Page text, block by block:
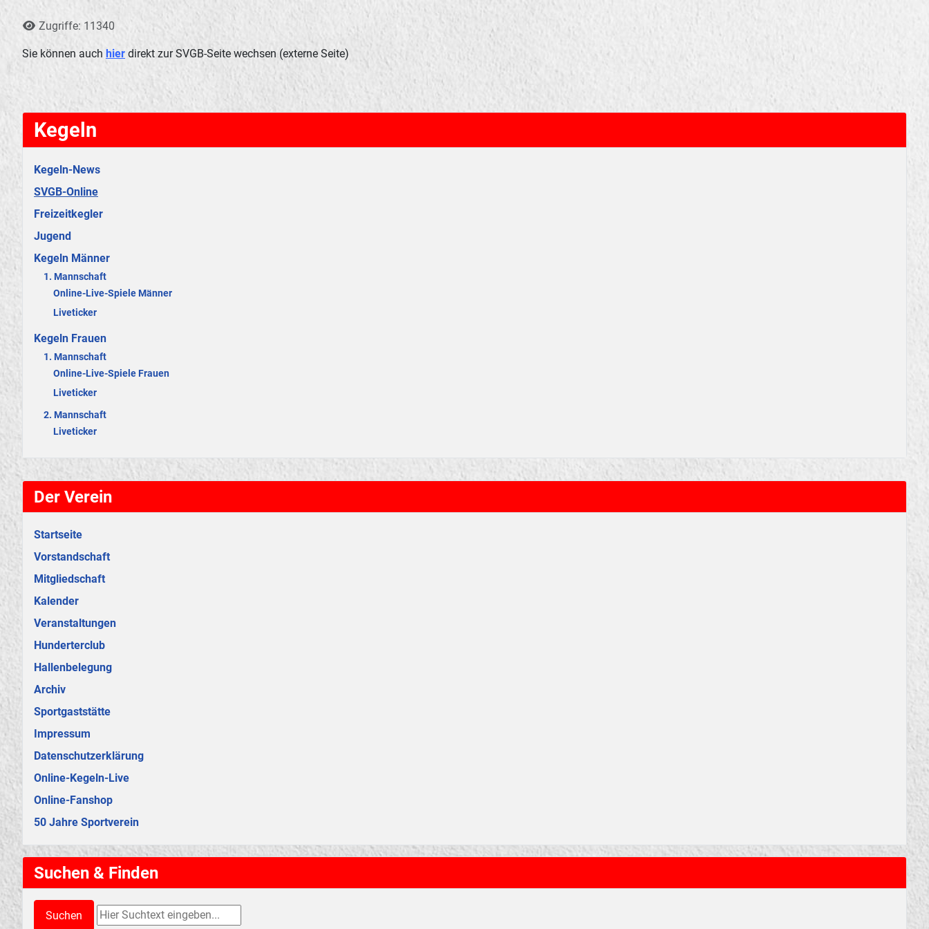
Der Verein
Startseite
Vorstandschaft
Mitgliedschaft
Kalender
Veranstaltungen
Hunderterclub
Hallenbelegung
Archiv
Sportgaststätte
Impressum
Datenschutzerklärung
Online-Kegeln-Live
Online-Fanshop
50 Jahre Sportverein
Suchen & Finden
Suchen
Suchen & Finden
DetailsZugriffe: 11340
Sie können auch hier direkt zur SVGB-Seite wechsen (externe Seite)
Kegeln
Kegeln-News
SVGB-Online
Freizeitkegler
Jugend
Kegeln Männer
1. Mannschaft
Online-Live-Spiele Männer
Liveticker
Kegeln Frauen
1. Mannschaft
Online-Live-Spiele Frauen
Liveticker
2. Mannschaft
Liveticker